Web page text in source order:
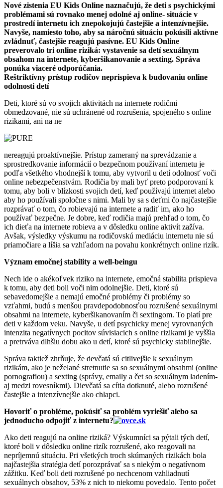
Nové zistenia EU Kids Online naznačujú, že deti s psychickými
problémami sú rovnako menej odolné aj online- situácie v
prostredí internetu ich znepokojujú častejšie a intenzívnejšie.
Navyše, namiesto toho, aby sa náročnú situáciu pokúsili aktívne
zvládnuť, častejšie reagujú pasívne. EU Kids Online
preverovalo tri online riziká: vystavenie sa detí sexuálnym
obsahom na internete, kyberšikanovanie a sexting. Správa
ponúka viaceré odporúčania.
Reštriktívny prístup rodičov neprispieva k budovaniu online
odolnosti detí
Deti, ktoré sú vo svojich aktivitách na internete rodičmi
obmedzované, nie sú uchránené od rozrušenia, spojeného s online
rizikami, ani na ne
nereagujú proaktívnejšie. Prístup zameraný na sprevádzanie a
sprostredkovanie informácií o bezpečnom používaní internetu je
podľa všetkého vhodnejší k tomu, aby vytvoril u detí odolnosť voči
online nebezpečenstvám. Rodičia by mali byť preto podporovaní k
tomu, aby boli v blízkosti svojich detí, keď používajú internet alebo
aby ho používali spoločne s nimi. Mali by sa s deťmi čo najčastejšie
rozprávať o tom, čo robievajú na internete a radiť im, ako ho
používať bezpečne. Je dobre, keď rodičia majú prehľad o tom, čo
ich dieťa na internete robieva a v dôsledku online aktivít zažíva.
Avšak, výsledky výskumu na rodičovskú mediáciu internetu nie sú
priamočiare a líšia sa vzhľadom na povahu konkrétnych online rizík.
Význam emočnej stability a well-beingu
Nech ide o akékoľvek riziko na internete, emočná stabilita prispieva
k tomu, aby deti boli voči nim odolnejšie. Deti, ktoré sú
sebavedomejšie a nemajú emočné problémy či problémy so
vzťahmi, budú s menšou pravdepodobnosťou rozrušené sexuálnymi
obsahmi na internete, kyberšikanovaním či sextingom. To platí pre
deti v každom veku. Navyše, u detí psychicky menej vyrovnaných
intenzita negatívnych pocitov súvisiacich s online rizikami je vyššia
a pretrváva dlhšiu dobu ako u detí, ktoré sú psychicky stabilnejšie.
Správa taktiež zhrňuje, že devčatá sú citlivejšie k sexuálnym
rizikám, ako je neželané stretnutie sa so sexuálnymi obsahmi (online
pornografiou) a sexting (správy, emaily a čet so sexuálnym ladením-
aj medzi rovesníkmi). Dievčatá sa cítia dotknuté, alebo rozrušené
častejšie a intenzívnejšie ako chlapci.
Hovoriť o probléme, pokúsiť sa problém vyriešiť alebo sa
jednoducho odpojiť z internetu?
Ako deti reagujú na online riziká? Výskumníci sa pýtali tých detí,
ktoré boli v dôsledku online rizík rozrušené, ako reagovali na
nepríjemnú situáciu. Pri všetkých troch skúmaných rizikách bola
najčastejšia stratégia detí porozprávať sa s niekým o negatívnom
zážitku. Keď boli deti rozrušené po nechcenom vzhliadnutí
sexuálnych obsahov, 53% z nich to niekomu povedalo. Tento počet